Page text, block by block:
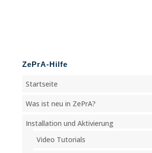
ZePrA-Hilfe
Startseite
Was ist neu in ZePrA?
Installation und Aktivierung
Video Tutorials